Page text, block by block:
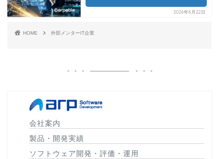
2026年6月22日
HOME 外部メンターIT企業
会社案内
製品・開発実績
ソフトウェア開発・評価・運用